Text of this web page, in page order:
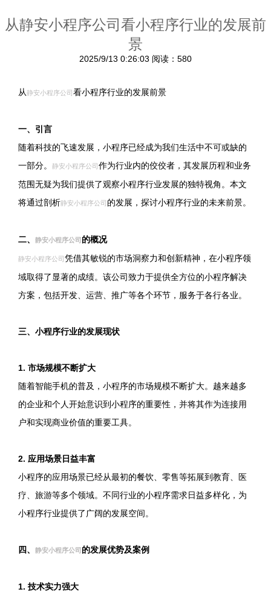
从静安小程序公司看小程序行业的发展前
景
2025/9/13 0:26:03 阅读：580
从静安小程序公司 看小程序行业的发展前景
一、引言
随着科技的飞速发展，小程序已经成为我们生活中不可或缺的
一部分。
静安小程序公司 作为行业内的佼佼者，其发展历程和业务
范围无疑为我们提供了观察小程序行业发展的独特视角。本文
将通过剖析静安小程序公司 的发展，探讨小程序行业的未来前景。
二、 静安小程序公司 的概况
静安小程序公司 凭借其敏锐的市场洞察力和创新精神，在小程序领
域取得了显著的成绩。该公司致力于提供全方位的小程序解决
方案，包括开发、运营、推广等各个环节，服务于各行各业。
三、小程序行业的发展现状
1. 市场规模不断扩大
随着智能手机的普及，小程序的市场规模不断扩大。越来越多
的企业和个人开始意识到小程序的重要性，并将其作为连接用
户和实现商业价值的重要工具。
2. 应用场景日益丰富
小程序的应用场景已经从最初的餐饮、零售等拓展到教育、医
疗、旅游等多个领域。不同行业的小程序需求日益多样化，为
小程序行业提供了广阔的发展空间。
四、 静安小程序公司 的发展优势及案例
1. 技术实力强大